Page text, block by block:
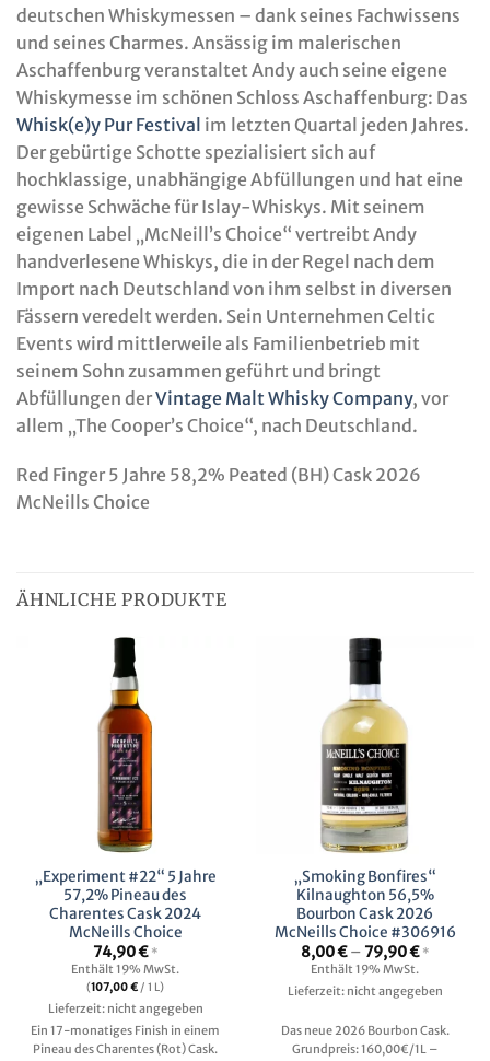
deutschen Whiskymessen – dank seines Fachwissens
und seines Charmes. Ansässig im malerischen
Aschaffenburg veranstaltet Andy auch seine eigene
Whiskymesse im schönen Schloss Aschaffenburg: Das
Whisk(e)y Pur Festival im letzten Quartal jeden Jahres.
Der gebürtige Schotte spezialisiert sich auf
hochklassige, unabhängige Abfüllungen und hat eine
gewisse Schwäche für Islay-Whiskys. Mit seinem
eigenen Label „McNeill’s Choice“ vertreibt Andy
handverlesene Whiskys, die in der Regel nach dem
Import nach Deutschland von ihm selbst in diversen
Fässern veredelt werden. Sein Unternehmen Celtic
Events wird mittlerweile als Familienbetrieb mit
seinem Sohn zusammen geführt und bringt
Abfüllungen derVintage Malt Whisky Company, vor
allem „The Cooper’s Choice“, nach Deutschland.
Red Finger 5 Jahre 58,2% Peated (BH) Cask 2026
McNeills Choice
ÄHNLICHE PRODUKTE
„Experiment #22“ 5 Jahre
57,2% Pineau des
Charentes Cask 2024
McNeills Choice
74,90€ *
Enthält 19% MwSt.
(107,00€ / 1 L)
Lieferzeit: nicht angegeben
Ein 17-monatiges Finish in einem
Pineau des Charentes (Rot) Cask.
„Smoking Bonfires“
Kilnaughton 56,5%
Bourbon Cask 2026
McNeills Choice #306916
8,00€ – 79,90€
bis
79,90 €
*
Enthält 19% MwSt.
Lieferzeit: nicht angegeben
Das neue 2026 Bourbon Cask.
Grundpreis: 160,00€/1L –